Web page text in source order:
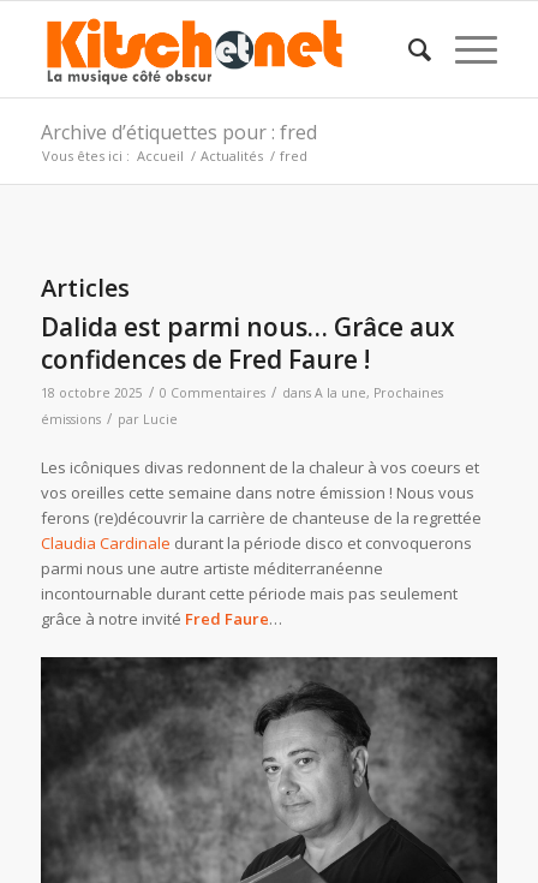
Archive d’étiquettes pour : fred
Vous êtes ici : Accueil / Actualités / fred
Articles
Dalida est parmi nous… Grâce aux
confidences de Fred Faure !
18 octobre 2025 / 0 Commentaires / dans A la une, Prochaines
émissions / par Lucie
Les icôniques divas redonnent de la chaleur à vos coeurs et
vos oreilles cette semaine dans notre émission ! Nous vous
ferons (re)découvrir la carrière de chanteuse de la regrettée
Claudia Cardinale durant la période disco et convoquerons
parmi nous une autre artiste méditerranéenne
incontournable durant cette période mais pas seulement
grâce à notre invité Fred Faure…